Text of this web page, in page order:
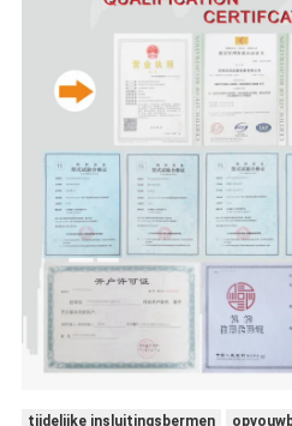
tijdelijke insluitingsbermen